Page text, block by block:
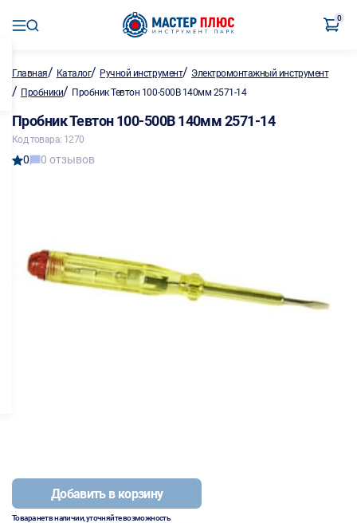
0
Главная/ Каталог/ Ручной инструмент/ Электромонтажный инструмент
/ Пробники/ Пробник Тевтон 100-500В 140мм 2571-14
Пробник Тевтон 100-500В 140мм 2571-14
Код товара: 1270
0 0 отзывов
Добавить в корзину
Товара нет в наличии, уточняйте возможность